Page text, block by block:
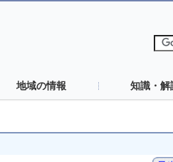
地域の情報 知識・解